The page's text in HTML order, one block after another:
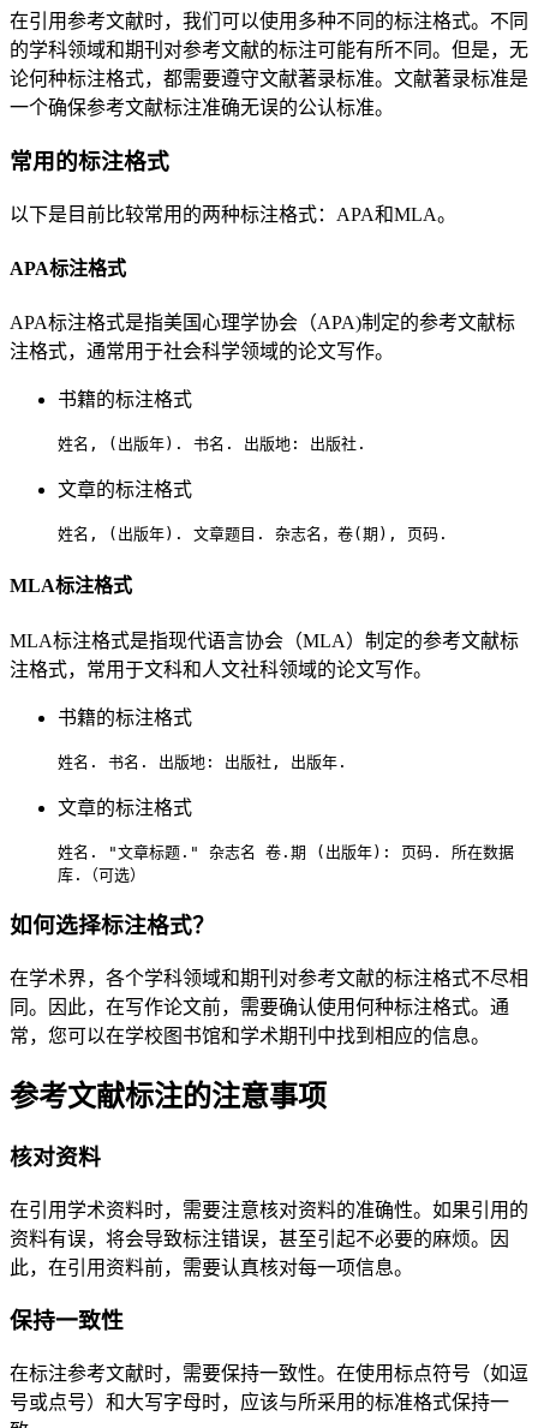
在引用参考文献时，我们可以使用多种不同的标注格式。不同
的学科领域和期刊对参考文献的标注可能有所不同。但是，无
论何种标注格式，都需要遵守文献著录标准。文献著录标准是
一个确保参考文献标注准确无误的公认标准。
常用的标注格式
以下是目前比较常用的两种标注格式：APA和MLA。
APA标注格式
APA标注格式是指美国心理学协会（APA)制定的参考文献标
注格式，通常用于社会科学领域的论文写作。
书籍的标注格式
姓名, (出版年). 书名. 出版地: 出版社.
文章的标注格式
姓名, (出版年). 文章题目. 杂志名，卷(期), 页码.
MLA标注格式
MLA标注格式是指现代语言协会（MLA）制定的参考文献标
注格式，常用于文科和人文社科领域的论文写作。
书籍的标注格式
姓名. 书名. 出版地: 出版社, 出版年.
文章的标注格式
姓名. "文章标题." 杂志名 卷.期 (出版年): 页码. 所在数据
库.（可选）
如何选择标注格式？
在学术界，各个学科领域和期刊对参考文献的标注格式不尽相
同。因此，在写作论文前，需要确认使用何种标注格式。通
常，您可以在学校图书馆和学术期刊中找到相应的信息。
参考文献标注的注意事项
核对资料
在引用学术资料时，需要注意核对资料的准确性。如果引用的
资料有误，将会导致标注错误，甚至引起不必要的麻烦。因
此，在引用资料前，需要认真核对每一项信息。
保持一致性
在标注参考文献时，需要保持一致性。在使用标点符号（如逗
号或点号）和大写字母时，应该与所采用的标准格式保持一